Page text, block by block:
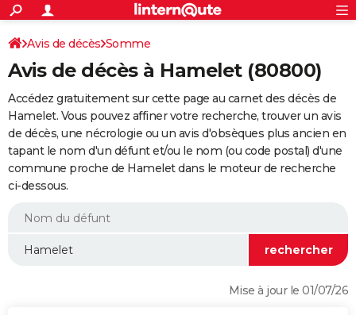
ACTUALITÉS
Politique
Société
Faits Divers
Education
Monde
Villes
+
SPORT
Coupe du monde 2026
Football
Tennis
Cyclisme
Rugby
Forum
Programme TV
TNT
Streaming
Cinéma
Sorties cinéma
Musique
+
FINANCE
Retraite
Epargne
Immobilier
Risques naturels par ville
Assurance
AUTO
Essais
Réserver un essai
Citadines
Berlines
SUV
Forum auto
+HIGH-TECH
BRICOLAGE
WEEK-END
Avis de décès Somme
Avis de décès à Hamelet (80800)
Accédez gratuitement sur cette page au carnet des décès de
Hamelet. Vous pouvez affiner votre recherche, trouver un avis
de décès, une nécrologie ou un avis d'obsèques plus ancien en
tapant le nom d'un défunt et/ou le nom (ou code postal) d'une
commune proche de Hamelet dans le moteur de recherche
ci-dessous.
Mise à jour le 01/07/26